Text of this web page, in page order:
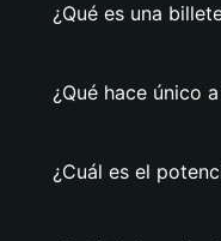
¿Qué es una
¿Qué hace único
¿Cuál es el